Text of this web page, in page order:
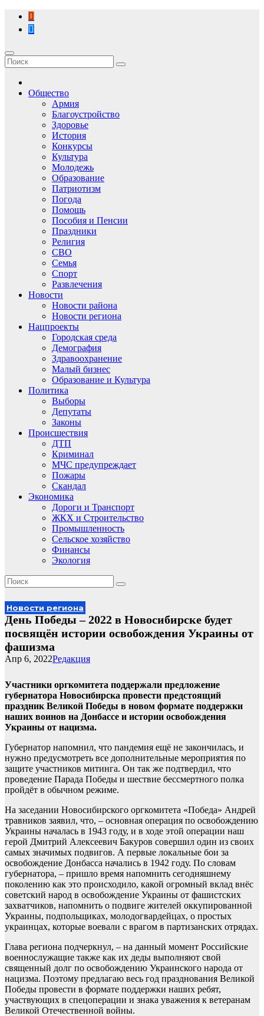
Перейти
содержимому
Общество
Армия
Благоустройство
Здоровье
История
Конкурсы
Культура
Молодежь
Образование
Патриотизм
Погода
Помощь
Пособия и Пенсии
Праздники
Религия
СВО
Семья
Спорт
Развлечения
Новости
Новости района
Новости региона
Нацпроекты
Городская среда
Демография
Здравоохранение
Малый бизнес
Образование и Культура
Политика
Выборы
Депутаты
Законы
Происшествия
ДТП
Криминал
МЧС предупреждает
Пожары
Скандал
Экономика
Дороги и Транспорт
ЖКХ и Строительство
Промышленность
Сельское хозяйство
Финансы
Экология
Новости региона
День Победы – 2022 в Новосибирске будет
посвящён истории освобождения Украины от
фашизма
Редакция
Апр 6, 2022
Участники оргкомитета поддержали предложение
губернатора Новосибирска провести предстоящий
праздник Великой Победы в новом формате поддержки
наших воинов на Донбассе и истории освобождения
Украины от нацизма.
Губернатор напомнил, что пандемия ещё не закончилась, и
нужно предусмотреть все дополнительные мероприятия по
защите участников митинга. Он так же подтвердил, что
проведение Парада Победы и шествие бессмертного полка
пройдёт в обычном режиме.
На заседании Новосибирского оргкомитета «Победа» Андрей
травников заявил, что, – основная операция по освобождению
Украины началась в 1943 году, и в ходе этой операции наш
герой Дмитрий Алексеевич Бакуров совершил один из своих
самых значимых подвигов. А первые локальные бои за
освобождение Донбасса начались в 1942 году. По словам
губернатора, – пришло время напомнить сегодняшнему
поколению как это происходило, какой огромный вклад внёс
советский народ в освобождение Украины от фашистских
захватчиков, напомнить о подвиге жителей оккупированной
Украины, подпольщиках, молодогвардейцах, о простых
украинцах, которые воевали с врагом в партизанских отрядах.
Глава региона подчеркнул, – на данный момент Российские
военнослужащие также как их деды выполняют свой
священный долг по освобождению Украинского народа от
нацизма. Поэтому предлагаю весь год празднования Великой
Победы провести в формате поддержки наших ребят,
участвующих в спецоперации и знака уважения к ветеранам
Великой Отечественной войны.